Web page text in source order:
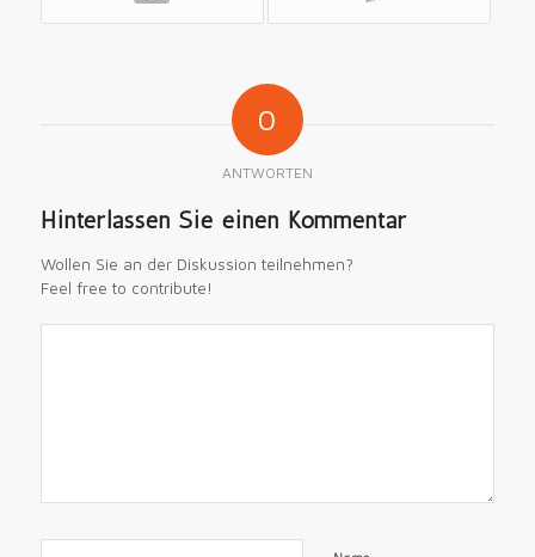
0
ANTWORTEN
Hinterlassen Sie einen Kommentar
Wollen Sie an der Diskussion teilnehmen?
Feel free to contribute!